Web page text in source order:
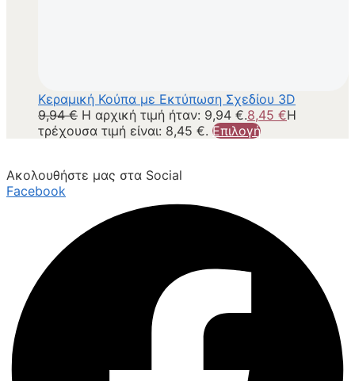
Κεραμική Κούπα με Εκτύπωση Σχεδίου 3D
9,94€ Η αρχική τιμή ήταν: 9,94 €.8,45 €Η
τρέχουσα τιμή είναι: 8,45 €. Επιλογή
Ακολουθήστε μας στα Social
Facebook